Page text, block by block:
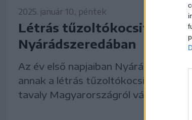
2025. január 10., péntek
Létrás tűzoltókocsit
Nyárádszeredában
Az év első napjaiban
annak a létrás tűzoltókocsinak a
tavaly Magyarországról vásároltak